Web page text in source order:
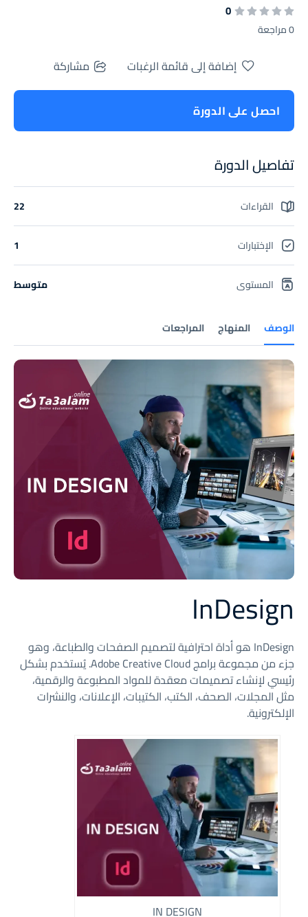
0
0 مراجعة
الوصف المنهاج المراجعات
InDesign
InDesign هو أداة احترافية لتصميم الصفحات والطباعة، وهو
جزء من مجموعة برامج Adobe Creative Cloud. يُستخدم بشكل
رئيسي لإنشاء تصميمات معقدة للمواد المطبوعة والرقمية،
مثل المجلات، الصحف، الكتب، الكتيبات، الإعلانات، والنشرات
الإلكترونية.
IN DESIGN
إضافة إلى قائمة الرغبات مشاركة
احصل على الدورة
تفاصيل الدورة
القراءات 22
الإختبارات 1
المستوى متوسط